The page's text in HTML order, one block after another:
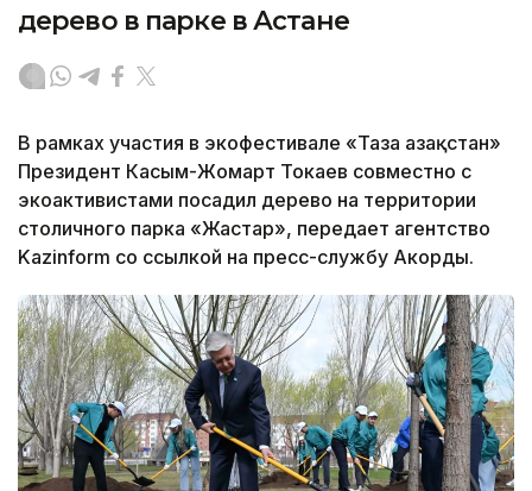
дерево в парке в Астане
В рамках участия в экофестивале «Таза Қазақстан»
Президент Касым-Жомарт Токаев совместно с
экоактивистами посадил дерево на территории
столичного парка «Жастар», передает агентство
Kazinform со ссылкой на пресс-службу Акорды.